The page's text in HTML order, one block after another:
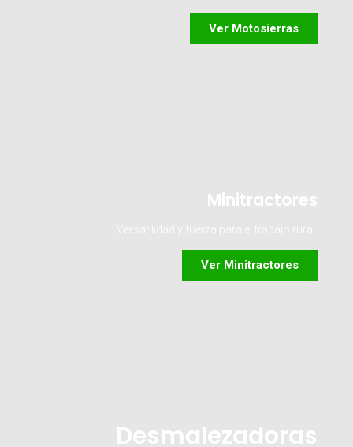
Ver Motosierras
Minitractores
Versatilidad y fuerza para el trabajo rural.
Ver Minitractores
Desmalezadoras